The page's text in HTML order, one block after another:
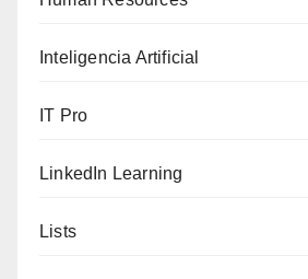
Inteligencia Artificial
IT Pro
LinkedIn Learning
Lists